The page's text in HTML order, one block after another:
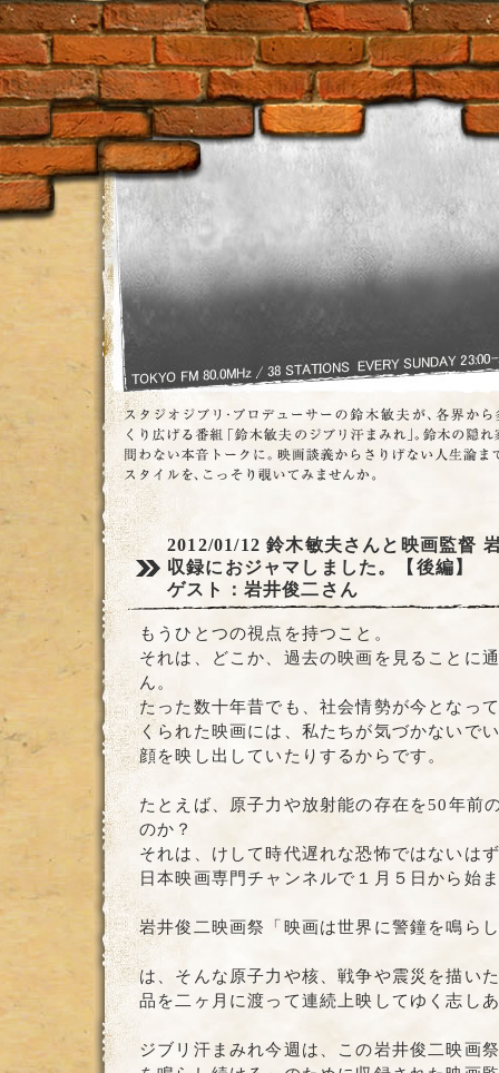
2012/01/12鈴木敏夫さんと映画監督
収録におジャマしました。【後編】
ゲスト：岩井俊二さん
もうひとつの視点を持つこと。
それは、どこか、過去の映画を見ることに
ん。
たった数十年昔でも、社会情勢が今となっ
くられた映画には、私たちが気づかないで
顔を映し出していたりするからです。
たとえば、原子力や放射能の存在を50年前
のか？
それは、けして時代遅れな恐怖ではないは
日本映画専門チャンネルで１月５日から始
岩井俊二映画祭「映画は世界に警鐘を鳴ら
は、そんな原子力や核、戦争や震災を描い
品を二ヶ月に渡って連続上映してゆく志し
ジブリ汗まみれ今週は、この岩井俊二映画